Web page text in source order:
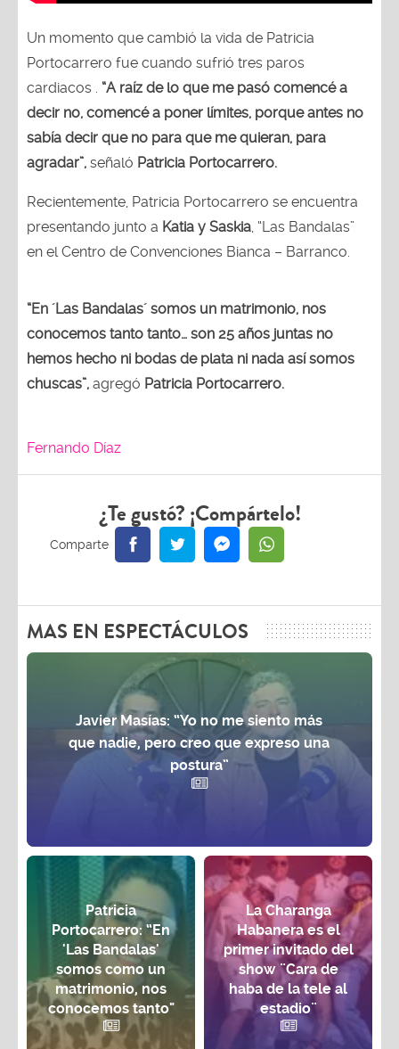
Un momento que cambió la vida de Patricia
Portocarrero fue cuando sufrió tres paros
cardiacos . “A raíz de lo que me pasó comencé a
decir no, comencé a poner límites, porque antes no
sabía decir que no para que me quieran, para
agradar”, señaló Patricia Portocarrero.
Recientemente, Patricia Portocarrero se encuentra
presentando junto a Katia y Saskia, “Las Bandalas”
en el Centro de Convenciones Bianca – Barranco.
“En ´Las Bandalas´ somos un matrimonio, nos
conocemos tanto tanto… son 25 años juntas no
hemos hecho ni bodas de plata ni nada así somos
chuscas”, agregó Patricia Portocarrero.
Fernando Díaz
¿Te gustó? ¡Compártelo!
MAS EN ESPECTÁCULOS
Javier Masías: “Yo no me siento más
que nadie, pero creo que expreso una
postura”
Patricia
Portocarrero: “En
'Las Bandalas'
somos como un
matrimonio, nos
conocemos tanto"
La Charanga
Habanera es el
primer invitado del
show ¨Cara de
haba de la tele al
estadio¨